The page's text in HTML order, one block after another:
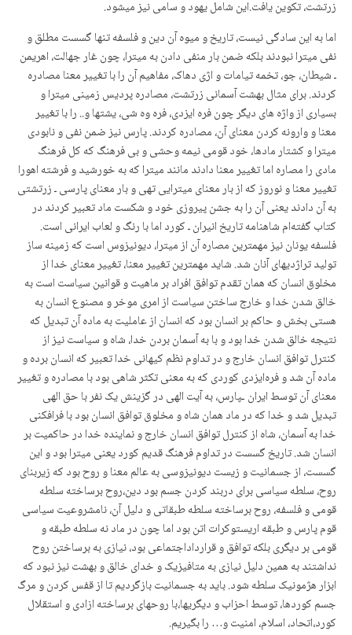
زرتشت، تکوین یافت.این شامل یهود و سامی نیز میشود.
اما به این سادگی نیست، تاریخ و میوه آن دین و فلسفه تنها گسست مطلق و
نفی میترا نبودند بلکه ضمن بار منفی دادن به میترا، چون غار جهالت، اهریمن
ـ شیطان، جو، تخمه تیامات و اژی دهاک، مفاهیم آن را با تغییر معنا مصادره
کردند. برای مثال بهشت آسمانی زرتشت، مصادره پردیس زمینی میترا و
بسیاری از واژه های دیگر چون فره ایزدی، فره وه شی، یشتها و.. را با تغییر
معنا و وارونه کردن معنای آن، مصادره کردند. پارس نیز ضمن نفی و نابودی
میترا و کشتار مادها، خود قومی نیمه وحشی و بی فرهنگ که کل فرهنگ
مادی را مصاره اما تغییر معنا دادند مانند میترا که به خورشید و فرشته اهورا
تغییر معنا و نوروز که از بار معنای میترایی تهی و بار معنای پارسی ـ زرتشتی
به آن دادند یعنی آن را به جشن پیروزی خود و شکست ماد تعبیر کردند در
کتاب گفتەام شاهنامه تاریخ انیران ـ کورد اما با رنگ و لعاب ایرانی است.
فلسفه یونان نیز مهمترین مصاره آن از میترا، دیونیزوس است که زمینه ساز
تولید تراژدیهای آنان شد. شاید مهمترین تغییر معنا، تغییر معنای خدا از
مخلوق انسان که همان تقدم توافق افراد بر ماهیت و قوانین سیاست است به
خالق شدن خدا و خارج ساختن سیاست از امری موخر و مصنوع انسان به
هستی بخش و حاکم بر انسان بود که انسان از عاملیت به ماده آن تبدیل که
نتیجه خالق شدن خدا بود و با به آسمان بردن خدا، شاه و سیاست نیز از
کنترل توافق انسان خارج و در تداوم نظم کیهانی خدا تعبیر که انسان برده و
ماده آن شد و فرەایزدی کوردی که به معنی تکثر شاهی بود با مصادره و تغییر
معنای آن توسط ایران ـپارس، به آیت الهی در گزینش یک نفر با حق الهی
تبدیل شد و خدا که در ماد همان شاه و مخلوق توافق انسان بود با فرافکنی
خدا به آسمان، شاه از کنترل توافق انسان خارج و نماینده خدا در حاکمیت بر
انسان شد. تاریخ گسست در تداوم فرهنگ قدیم کورد یعنی میترا بود و این
گسست، از جسمانیت و زیست دیونیزوسی به عالم معنا و روح بود که زیربنای
روح، سلطه سیاسی برای دربند کردن جسم بود دین،روح برساخته سلطه
قومی و فلسفه، روح برساخته سلطه طبقاتی و دلیل آن، نامشروعیت سیاسی
قوم پارس و طبقه اریستوکرات اتن بود اما چون در ماد نه سلطه طبقه و
قومی بر دیگری بلکه توافق و قرارداداجتماعی بود، نیازی به برساختن روح
نداشتند به همین دلیل نیازی به متافیزیک و خدای خالق و بهشت نیز نبود که
ابزار هژمونیک سلطه شود. باید به جسمانیت بازگردیم تا از قفس کردن و مرگ
جسم کوردها، توسط احزاب و دیگریها،با روحهای برساخته ازادی و استقلال
کورد،اتحاد، اسلام، امنیت و… را بگیریم.